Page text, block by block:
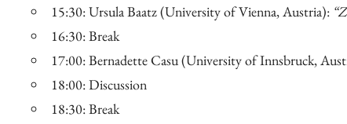
15:30: Ursula Baatz (University of Vienna, Austria):
16:30: Break
17:00: Bernadette Casu (University of Innsbruck,
18:00: Discussion
18:30: Break